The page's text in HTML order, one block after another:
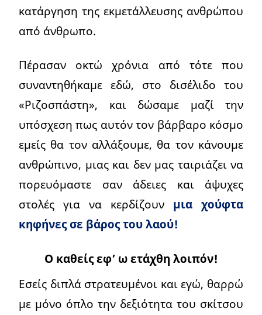
κατάργηση της εκμετάλλευσης ανθρώπου
από άνθρωπο.
Πέρασαν οκτώ χρόνια από τότε που
συναντηθήκαμε εδώ, στο δισέλιδο του
«Ριζοσπάστη», και δώσαμε μαζί την
υπόσχεση πως αυτόν τον βάρβαρο κόσμο
εμείς θα τον αλλάξουμε, θα τον κάνουμε
ανθρώπινο, μιας και δεν μας ταιριάζει να
πορευόμαστε σαν άδειες και άψυχες
στολές για να κερδίζουν μια χούφτα
κηφήνες σε βάρος του λαού!
Ο καθείς εφ’ ω ετάχθη λοιπόν!
Εσείς διπλά στρατευμένοι και εγώ, θαρρώ
με μόνο όπλο την δεξιότητα του σκίτσου